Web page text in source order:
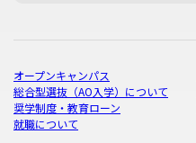
オープンキャンパス
総合型選抜（AO入学）について
奨学制度・教育ローン
就職について